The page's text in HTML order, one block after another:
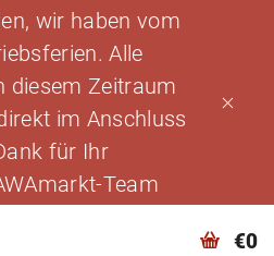
wir haben vom
Alle
diesem Zeitraum
im Anschluss
für Ihr
Team
€0